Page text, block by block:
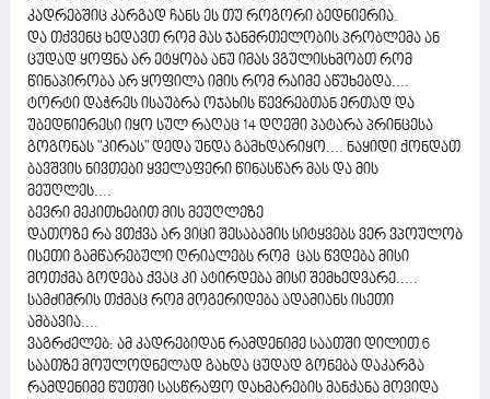
კადრებშიც კარგად ჩანს ეს თუ როგორი ბედნიერია.
და თქვენც ხედავთ რომ მას ჯანმრთელობის პრობლემა ან
ცუდად ყოფნა არ ეტყობა ანუ იმას ვგულისხმობთ რომ
წინაპირობა არ ყოფილა იმის რომ რაიმე აწუხებდა....
ტორტი დაჭრეს ისაუბრა ოჯახის წევრებთან ერთად და
უბედნიერესი იყო სულ რაღაც 14 დღეში პატარა პრინცესა
გოგონას "კირას" დედა უნდა გამხდარიყო.... ნაყიდი ქონდათ
ბავშვის ნივთები ყველაფერი წინასწარ მას და მის
მეუღლეს....
ბევრი მეკითხებით მის მეუღლეზე
დათოზე რა ვთქვა არ ვიცი შესაბამის სიტყვებს ვერ ვპოულობ
ისეთი გამწარებული ღრიალებს რომ ცას წვდება მისი
მოთქმა გოდება ქვაც კი ატირდება მისი შემხედვარე.....
სამძიმრის თქმაც რომ მოგერიდება ადამიანს ისეთი
ამბავია....
ვაგრძელებ: ამ კადრებიდან რამდენიმე საათში დილით 6
საათზე მოულოდნელად გახდა ცუდად გონება დაკარგა
რამდენიმე წუთში სასწრაფო დახმარების მანქანა მოვიდა